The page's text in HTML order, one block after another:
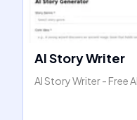
AI Story Writer
AI Story Writer - Free